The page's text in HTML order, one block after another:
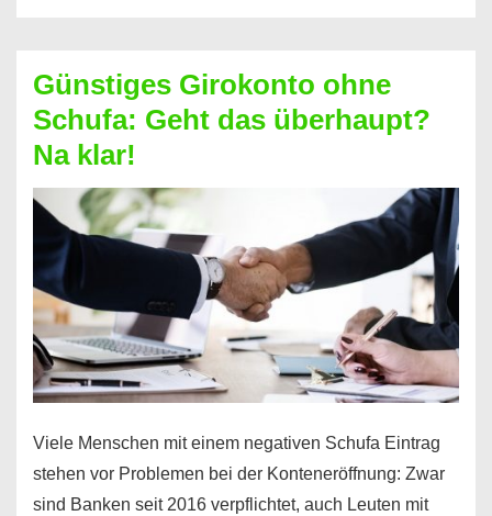
dabei
profitieren
–
So
funktioniert’s
Günstiges Girokonto ohne
Schufa: Geht das überhaupt?
Na klar!
Viele Menschen mit einem negativen Schufa Eintrag
stehen vor Problemen bei der Konteneröffnung: Zwar
sind Banken seit 2016 verpflichtet, auch Leuten mit